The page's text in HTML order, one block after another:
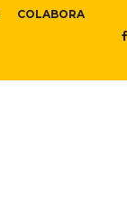
COLABORA